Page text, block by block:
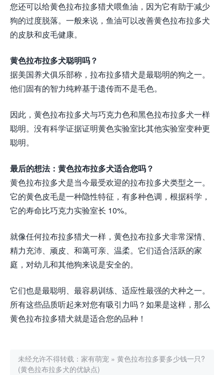
您还可以给黄色拉布拉多猎犬喂鱼油，因为它有助于减少
狗的过度脱落。一般来说，鱼油可以改善黄色拉布拉多犬
的皮肤和皮毛健康。
黄色拉布拉多犬聪明吗？
据美国养犬俱乐部称，拉布拉多猎犬是最聪明的狗之一。
他们固有的智力纯粹基于遗传而不是毛色。
因此，黄色拉布拉多犬与巧克力色和黑色拉布拉多犬一样
聪明。没有科学证据证明黄色实验室比其他实验室变种更
聪明。
最后的想法：黄色拉布拉多犬适合您吗？
黄色拉布拉多犬是当今最受欢迎的拉布拉多犬类型之一。
它的黄色皮毛是一种隐性特征，有多种色调，根据科学，
它的寿命比巧克力实验室长 10%。
就像任何拉布拉多猎犬一样，黄色拉布拉多犬非常深情、
精力充沛、顽皮、和蔼可亲、温柔。它们适合活跃的家
庭，对幼儿和其他狗来说是安全的。
它们也是最聪明、最容易训练、适应性最强的犬种之一。
所有这些品质听起来对您有吸引力吗？如果是这样，那么
黄色拉布拉多猎犬就是适合您的品种！
未经允许不得转载： 家有萌宠 » 黄色拉布拉多要多少钱一只?
(黄色拉布拉多犬的优缺点)